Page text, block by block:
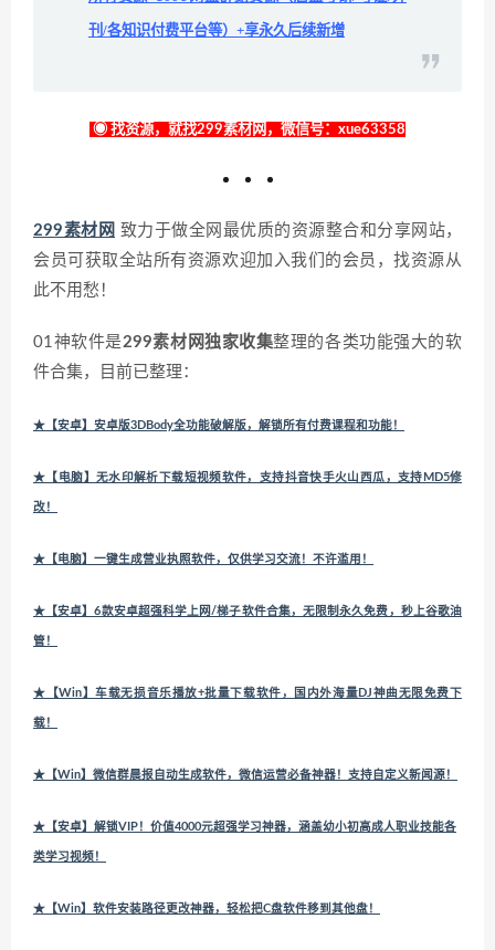
刊/各知识付费平台等）+享永久后续新增
◉ 找资源，就找299素材网，微信号：xue63358
299素材网 致力于做全网最优质的资源整合和分享网站，
会员可获取全站所有资源欢迎加入我们的会员，找资源从
此不用愁！
01神软件是299素材网独家收集整理的各类功能强大的软
件合集，目前已整理：
★【安卓】安卓版3DBody全功能破解版，解锁所有付费课程和功能！
★【电脑】无水印解析下载短视频软件，支持抖音快手火山西瓜，支持MD5修
改！
★【电脑】一键生成营业执照软件，仅供学习交流！不许滥用！
★【安卓】6款安卓超强科学上网/梯子软件合集，无限制永久免费，秒上谷歌油
管！
★【Win】车载无损音乐播放+批量下载软件，国内外海量DJ神曲无限免费下
载！
★【Win】微信群晨报自动生成软件，微信运营必备神器！支持自定义新闻源！
★【安卓】解锁VIP！价值4000元超强学习神器，涵盖幼小初高成人职业技能各
类学习视频！
★【Win】软件安装路径更改神器，轻松把C盘软件移到其他盘！